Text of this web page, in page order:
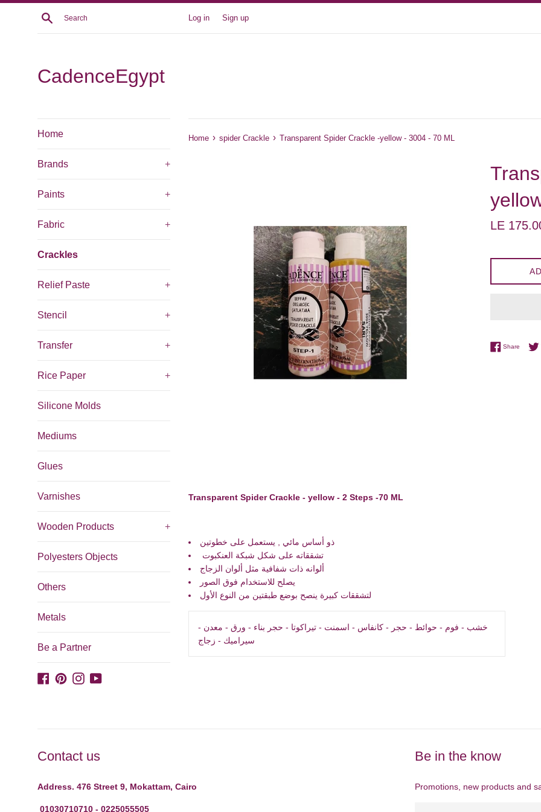
Skip
Search Log in Sign up
CadenceEgypt
Home
Brands +
Paints +
Fabric +
Crackles
Relief Paste +
Stencil +
Transfer +
Rice Paper +
Silicone Molds
Mediums
Glues
Varnishes
Wooden Products +
Polyesters Objects
Others
Metals
Be a Partner
Facebook
PinterestInstagram
YouTube
Home › spider Crackle › Transparent Spider Crackle -yellow - 3004 - 70 ML
Regular
LE
Share Share
Transparent Spider Crackle - yellow - 2 Steps -70 ML
تشققاته على شكل شبكة العنكبوت
ألوانه ذات شفافية مثل ألوان الزجاج
يصلح للاستخدام فوق الصور
لتشققات كبيرة ينصح بوضع طبقتين من النوع الأول
خشب - فوم - حوائط - حجر - كانفاس - اسمنت - تيراكوتا - حجر بناء - ورق - معدن -
سيراميك - زجاج
Contact us
Address. 476 Street 9, Mokattam, Cairo
01030710710 - 0225055505
Be in the know
Promotions, new products and